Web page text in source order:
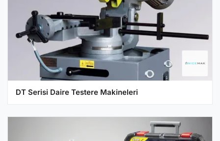
DT Serisi Daire Testere Makineleri